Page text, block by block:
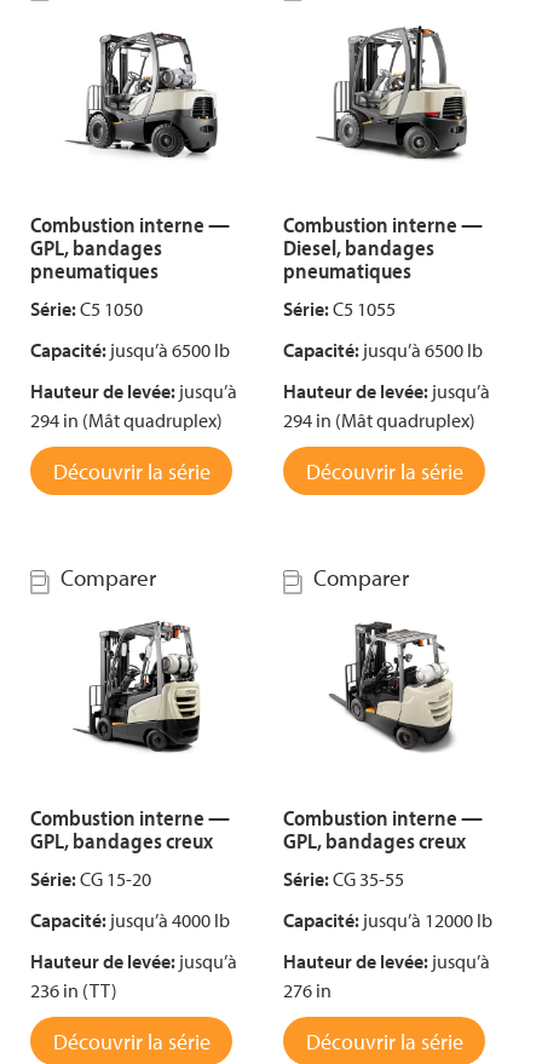
Combustion interne —
GPL, bandages
pneumatiques
Série:C5 1050
Capacité: jusqu’à 6500 lb
Hauteur de levée: jusqu’à
294 in (Mât quadruplex)
Découvrir la série
Combustion interne —
Diesel, bandages
pneumatiques
Série:C5 1055
Capacité: jusqu’à 6500 lb
Hauteur de levée: jusqu’à
294 in (Mât quadruplex)
Découvrir la série
Comparer
Combustion interne —
GPL, bandages creux
Série:CG 15-20
Capacité: jusqu’à 4000 lb
Hauteur de levée: jusqu’à
236 in (TT)
Découvrir la série
Comparer
Combustion interne —
GPL, bandages creux
Série:CG 35-55
Capacité: jusqu’à 12000 lb
Hauteur de levée: jusqu’à
276 in
Découvrir la série